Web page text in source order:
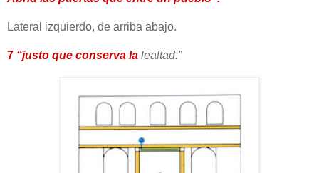
Lateral izquierdo, de arriba abajo.
7 “justo que conserva la lealtad.”